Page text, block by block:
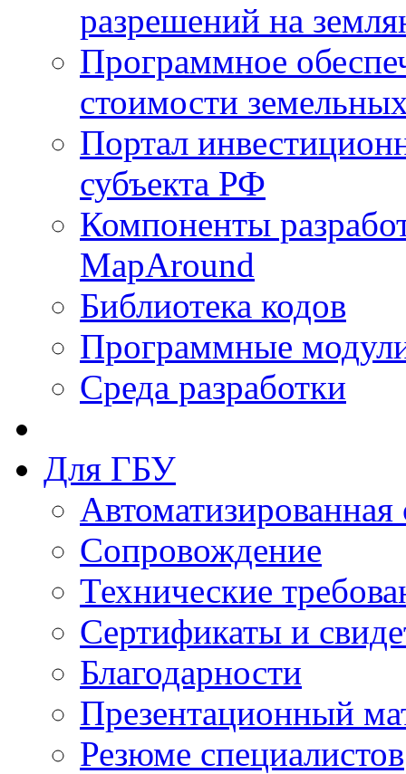
разрешений на
Программное
стоимости
Портал
субъекта РФ
Компоненты
MapAround
Библиотека кодов
Программные
Среда разработки
Для ГБУ
Сопровождение
Технические
Сертификаты и
Благодарности
Презентационный
Резюме специалистов